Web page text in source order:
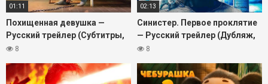
01:11
Похищенная девушка —
Русский трейлер (Субтитры,
2026)
8
02:13
Синистер. Первое проклятие
— Русский трейлер (Дубляж,
2026)
8